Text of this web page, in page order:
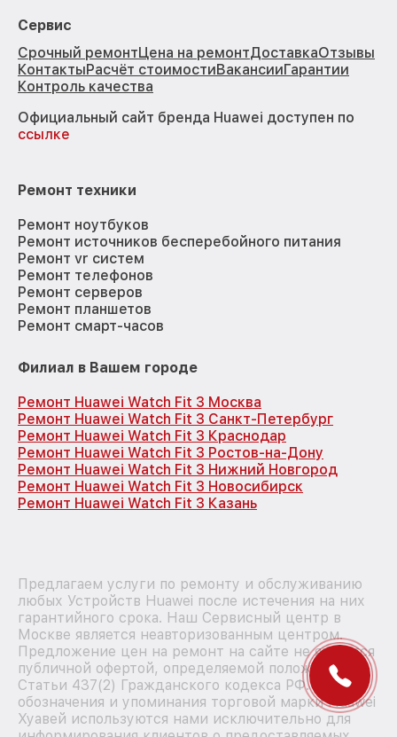
Сервис
Срочный ремонтЦена на ремонтДоставкаОтзывы
КонтактыРасчёт стоимостиВакансииГарантии
Контроль качества
Официальный сайт бренда Huawei доступен по
ссылке
Ремонт техники
Ремонт ноутбуков
Ремонт источников бесперебойного питания
Ремонт vr систем
Ремонт телефонов
Ремонт серверов
Ремонт планшетов
Ремонт смарт-часов
Филиал в Вашем городе
Ремонт Huawei Watch Fit 3 Москва
Ремонт Huawei Watch Fit 3 Санкт-Петербург
Ремонт Huawei Watch Fit 3 Краснодар
Ремонт Huawei Watch Fit 3 Ростов-на-Дону
Ремонт Huawei Watch Fit 3 Нижний Новгород
Ремонт Huawei Watch Fit 3 Новосибирск
Ремонт Huawei Watch Fit 3 Казань
Предлагаем услуги по ремонту и обслуживанию
любых Устройств Huawei после истечения на них
гарантийного срока. Наш Сервисный центр в
Москве является неавторизованным центром.
Предложение цен на ремонт на сайте не является
публичной офертой, определяемой положениями
Статьи 437(2) Гражданского кодекса РФ. Все
обозначения и упоминания торговой марки Huawei
Хуавей используются нами исключительно для